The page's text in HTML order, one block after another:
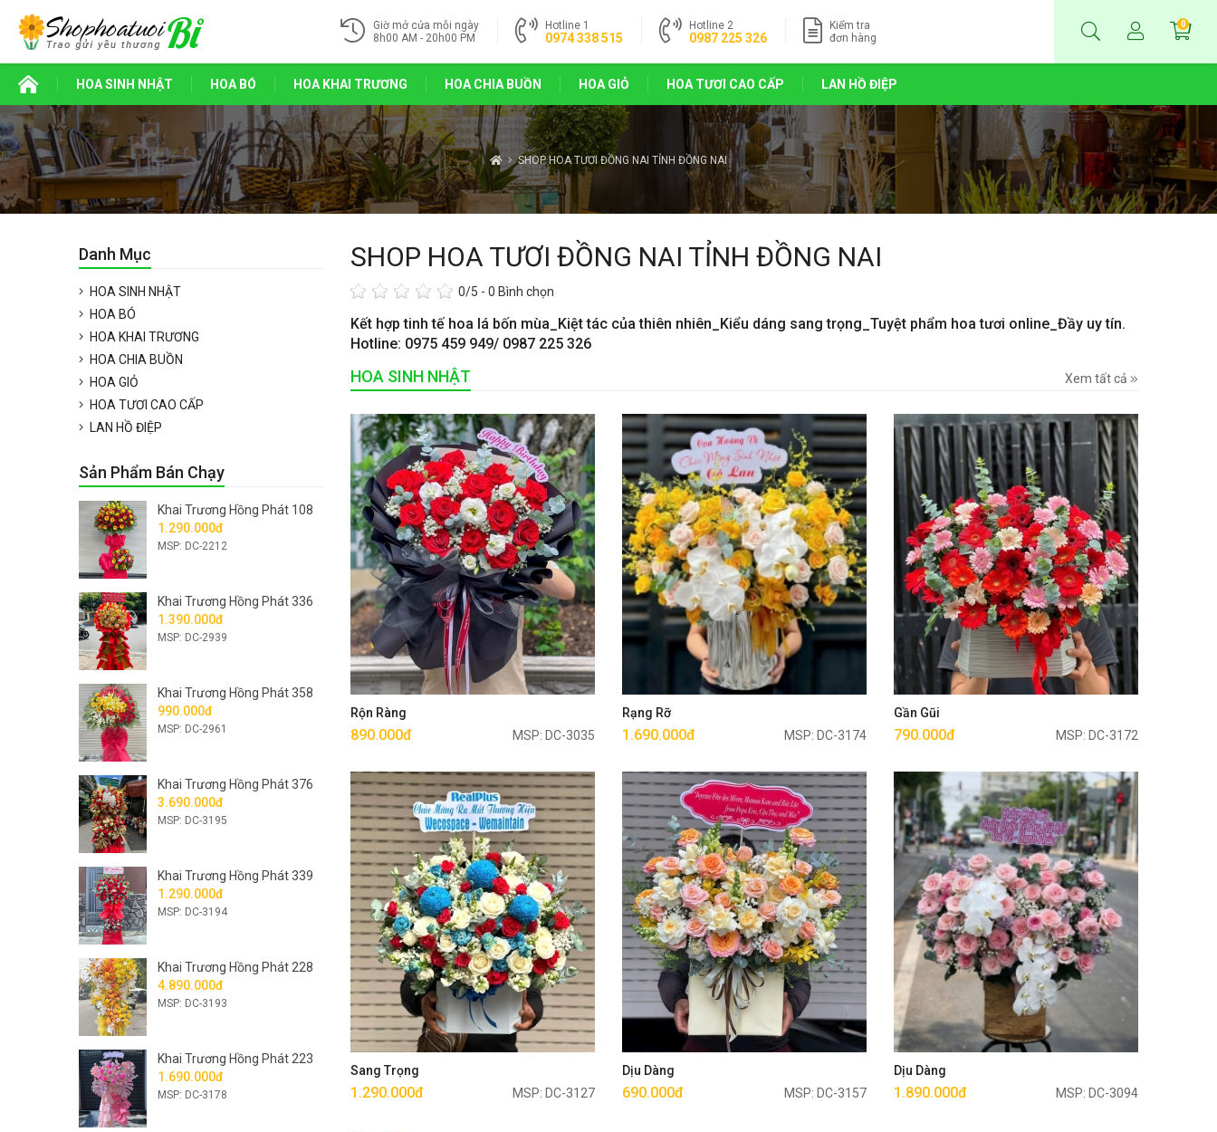
Giờ mở cửa mỗi ngày
8h00 AM - 20h00 PM
Hotline 1
0974 338 515
Hotline 2
0987 225 326
Kiểm tra
đơn hàng
0
HOA SINH NHẬT HOA BÓ HOA KHAI TRƯƠNG HOA CHIA BUỒN HOA GIỎ HOA TƯƠI CAO CẤP LAN HỒ ĐIỆP
SHOP HOA TƯƠI ĐỒNG NAI TỈNH ĐỒNG NAI
SHOP HOA TƯƠI ĐỒNG NAI TỈNH ĐỒNG NAI
0/5 - 0 Bình chọn
Kết hợp tinh tế hoa lá bốn mùa_Kiệt tác của thiên nhiên_Kiểu dáng sang trọng_Tuyệt phẩm hoa tươi online_Đầy uy tín.
Hotline: 0975 459 949/ 0987 225 326
HOA SINH NHẬT Xem tất cả
Rộn Ràng
890.000đ MSP: DC-3035
Mua ngay
Rạng Rỡ
1.690.000đ MSP: DC-3174
Mua ngay
Gần Gũi
790.000đ MSP: DC-3172
Mua ngay
Sang Trọng
1.290.000đ MSP: DC-3127
Mua ngay
Dịu Dàng
690.000đ MSP: DC-3157
Mua ngay
Dịu Dàng
1.890.000đ MSP: DC-3094
Mua ngay
Danh Mục
HOA SINH NHẬT
HOA BÓ
HOA KHAI TRƯƠNG
HOA CHIA BUỒN
HOA GIỎ
HOA TƯƠI CAO CẤP
LAN HỒ ĐIỆP
Sản Phẩm Bán Chạy
Khai Trương Hồng Phát 108
1.290.000đ
MSP: DC-2212
Khai Trương Hồng Phát 336
1.390.000đ
MSP: DC-2939
Khai Trương Hồng Phát 358
990.000đ
MSP: DC-2961
Khai Trương Hồng Phát 376
3.690.000đ
MSP: DC-3195
Khai Trương Hồng Phát 339
1.290.000đ
MSP: DC-3194
Khai Trương Hồng Phát 228
4.890.000đ
MSP: DC-3193
Khai Trương Hồng Phát 223
1.690.000đ
MSP: DC-3178